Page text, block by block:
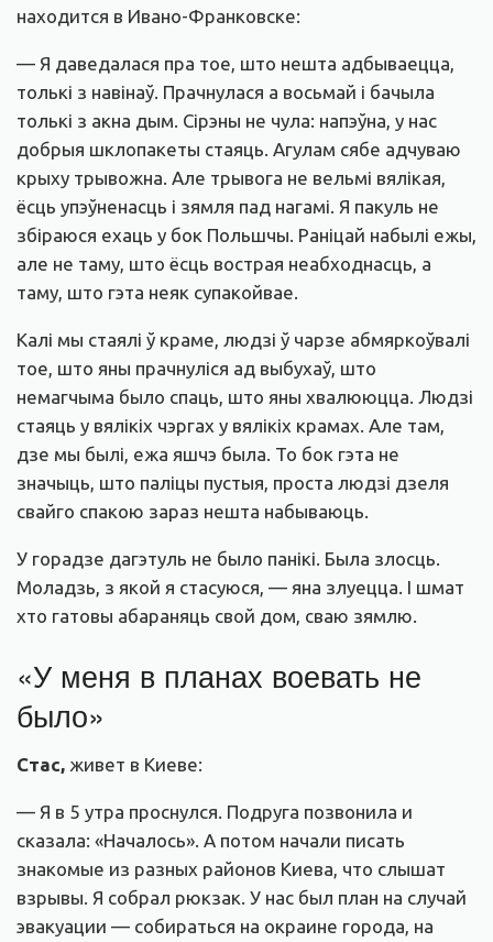
находится в Ивано-Франковске:
— Я даведалася пра тое, што нешта адбываецца,
толькі з навінаў. Прачнулася а восьмай і бачыла
толькі з акна дым. Сірэны не чула: напэўна, у нас
добрыя шклопакеты стаяць. Агулам сябе адчуваю
крыху трывожна. Але трывога не вельмі вялікая,
ёсць упэўненасць і зямля пад нагамі. Я пакуль не
збіраюся ехаць у бок Польшчы. Раніцай набылі ежы,
але не таму, што ёсць вострая неабходнасць, а
таму, што гэта неяк супакойвае.
Калі мы стаялі ў краме, людзі ў чарзе абмяркоўвалі
тое, што яны прачнуліся ад выбухаў, што
немагчыма было спаць, што яны хвалююцца. Людзі
стаяць у вялікіх чэргах у вялікіх крамах. Але там,
дзе мы былі, ежа яшчэ была. То бок гэта не
значыць, што паліцы пустыя, проста людзі дзеля
свайго спакою зараз нешта набываюць.
У горадзе дагэтуль не было панікі. Была злосць.
Моладзь, з якой я стасуюся, — яна злуецца. І шмат
хто гатовы абараняць свой дом, сваю зямлю.
«У меня в планах воевать не
было»
Стас, живет в Киеве:
— Я в 5 утра проснулся. Подруга позвонила и
сказала: «Началось». А потом начали писать
знакомые из разных районов Киева, что слышат
взрывы. Я собрал рюкзак. У нас был план на случай
эвакуации — собираться на окраине города, на